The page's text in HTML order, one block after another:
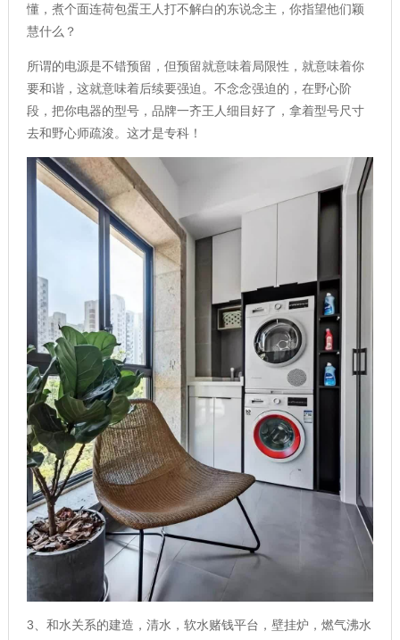
懂，煮个面连荷包蛋王人打不解白的东说念主，你指望他们颖
慧什么？
所谓的电源是不错预留，但预留就意味着局限性，就意味着你
要和谐，这就意味着后续要强迫。不念念强迫的，在野心阶
段，把你电器的型号，品牌一齐王人细目好了，拿着型号尺寸
去和野心师疏浚。这才是专科！
3、和水关系的建造，清水，软水赌钱平台，壁挂炉，燃气沸水